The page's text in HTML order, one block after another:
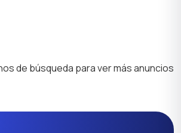
de búsqueda para ver más anuncios